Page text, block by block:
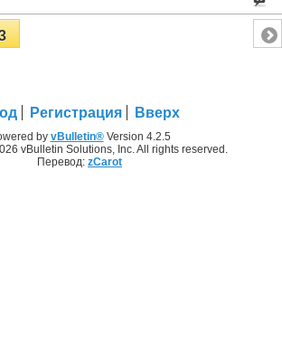
Регистрация Вверх
by vBulletin®Version 4.2.5
vBulletin Solutions, Inc. All rights reserved.
Перевод: zCarot